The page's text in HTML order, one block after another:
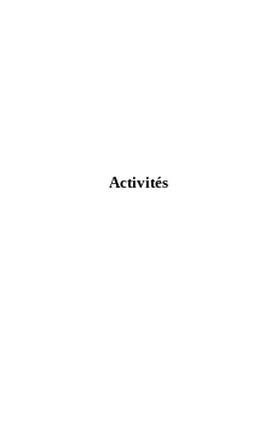
Activités